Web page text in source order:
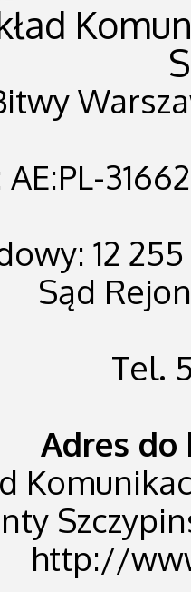
12
Sąd
Tel.
Adres do
http://